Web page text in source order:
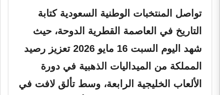
تواصل المنتخبات الوطنية السعودية كتابة
التاريخ في العاصمة القطرية الدوحة، حيث
شهد اليوم السبت 16 مايو 2026 تعزيز رصيد
المملكة من الميداليات الذهبية في دورة
الألعاب الخليجية الرابعة، وسط تألق لافت في